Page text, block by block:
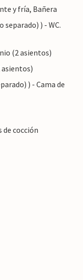
y fría, Bañera
separado) ) - WC.
(2 asientos)
asientos)
) - Cama de
de cocción